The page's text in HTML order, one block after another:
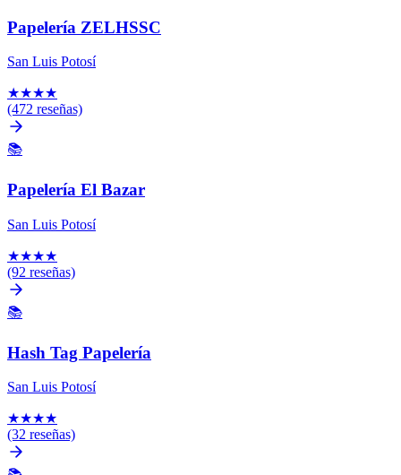
Papelería ZELHSSC
San Luis Potosí
★★★★
(472 reseñas)
📚
Papelería El Bazar
San Luis Potosí
★★★★
(92 reseñas)
📚
Hash Tag Papelería
San Luis Potosí
★★★★
(32 reseñas)